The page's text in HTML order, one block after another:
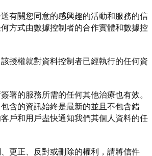
有關您同意的感興趣的活動和服務的信
方式由數據控制者的合作實體和數據控
授權就對資料控制者已經執行的任何資
署的服務所需的任何其他治療也有效。
含的資訊始終是最新的並且不包含錯
戶和用戶盡快通知我們其個人資料的任
更正、反對或刪除的權利，請將信件